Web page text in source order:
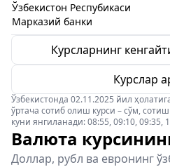
Ўзбекистон Респубикаси
Марказий банки
Курсларнинг
Курслар
Ўзбекистонда 02.11.2025 йил
ўртача сотиб олиш курси – сўм,
куни янгиланади: 08:55, 09:10, 09:35,
Валюта
Доллар, рубл ва евронинг